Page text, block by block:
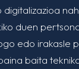
duen
edo irakasle
baita